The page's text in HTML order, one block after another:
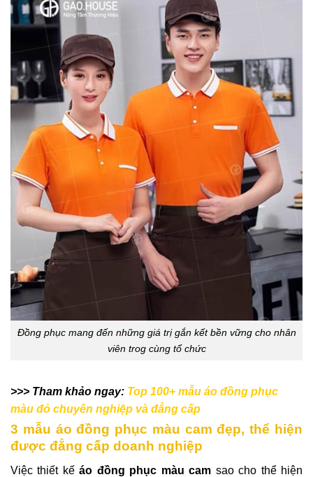
Đồng phục mang đến những giá trị gắn kết bền vững cho nhân
viên trog cùng tổ chức
>>> Tham khảo ngay: Top 100+ mẫu áo đồng phục
màu đỏ chuyên nghiệp và đẳng cấp
3 mẫu áo đồng phục màu cam đẹp, thể hiện
được đẳng cấp doanh nghiệp
Việc thiết kếáo đồng phục màu cam sao cho thể hiện